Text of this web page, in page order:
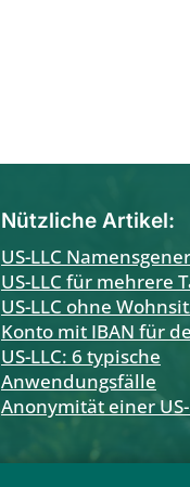
Nützliche Artikel:
US-LLC
US-LLC für mehrere
US-LLC ohne
Konto mit IBAN für
US-LLC: 6 typische
Anwendungsfälle
Anonymität einer US-